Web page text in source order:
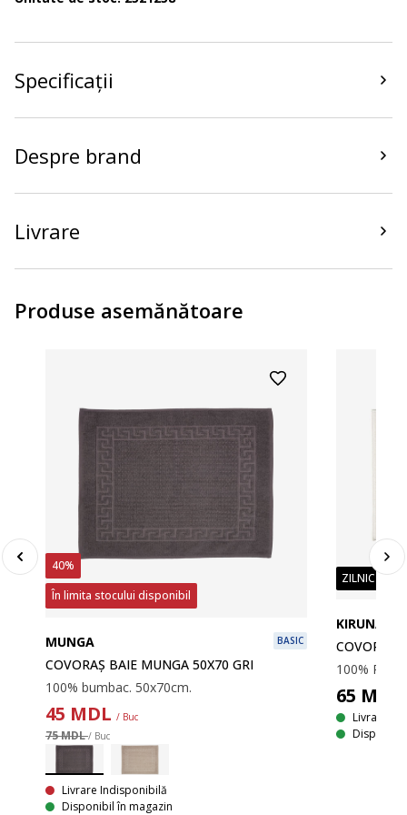
Specificații
Despre brand
Livrare
Produse asemănătoare
40%
În limita stocului disponibil
MUNGA BASIC
COVORAȘ BAIE MUNGA 50X70 GRI
100% bumbac. 50x70cm.
45 MDL / Buc
75 MDL/ Buc
Livrare Indisponibilă
Disponibil în magazin
ZILNIC PREȚ
KIRUNA
COVORAȘ
65 MDL
Livrare
Disponibil